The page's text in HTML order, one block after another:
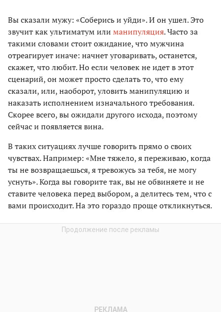
Вы сказали мужу: «Соберись и уйди». И он ушел. Это
звучит как ультиматум или манипуляция. Часто за
такими словами стоит ожидание, что мужчина
отреагирует иначе: начнет уговаривать, останется,
скажет, что любит. Но если человек не идет в этот
сценарий, он может просто сделать то, что ему
сказали, или, наоборот, уловить манипуляцию и
наказать исполнением изначального требования.
Скорее всего, вы ожидали другого исхода, поэтому
сейчас и появляется вина.
В таких ситуациях лучше говорить прямо о своих
чувствах. Например: «Мне тяжело, я переживаю, когда
ты не возвращаешься, я тревожусь за тебя, не могу
уснуть». Когда вы говорите так, вы не обвиняете и не
ставите человека перед выбором, а делитесь тем, что с
вами происходит. На это гораздо проще откликнуться.